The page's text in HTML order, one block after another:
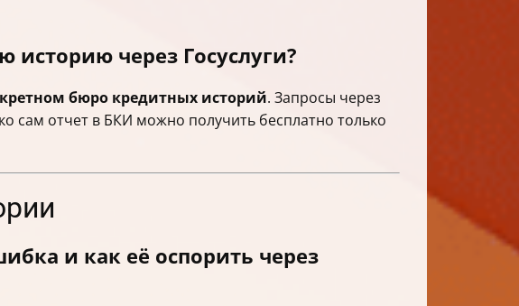
историю через Госуслуги?
бюро кредитных историй. Запросы через
сам отчет в БКИ можно получить бесплатно только
и как её оспорить через